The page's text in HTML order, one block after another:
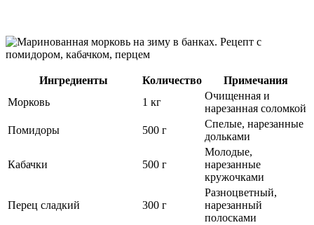
Ингредиенты Количество
Примечания
Морковь
1 кг
Очищенная и
нарезанная соломкой
Помидоры
500 г
Спелые, нарезанные
дольками
Кабачки 500 г
Молодые,
нарезанные
кружочками
Перец сладкий 300 г
Разноцветный,
нарезанный
полосками